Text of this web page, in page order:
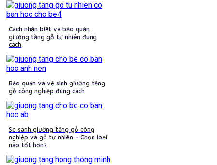
Cách nhận biết và bảo quản
giường tầng gỗ tự nhiên đúng
cách
Bảo quản và vệ sinh giường tầng
gỗ công nghiệp đúng cách
So sánh giường tầng gỗ công
nghiệp và gỗ tự nhiên – Chọn loại
nào tốt hơn?